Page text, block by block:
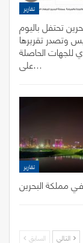
تقارير
تحتفل باليوم
وتصدر تقريرها
للجهات الحاصلة
على…
تقارير
مملكة البحرين
السابق